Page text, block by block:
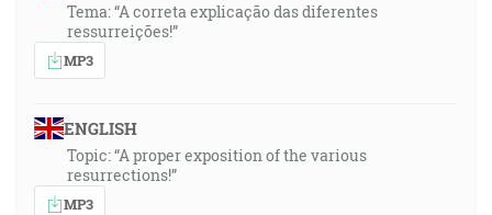
Tema: “A correta explicação das diferentes
ressurreições!”
MP3
ENGLISH
Topic: “A proper exposition of the various
resurrections!”
MP3